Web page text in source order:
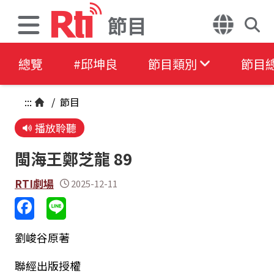
節目
總覽 #邱坤良 節目類別 節目
::: / 節目
播放聆聽
閩海王鄭芝龍 89
RTI劇場 2025-12-11
劉峻谷原著
聯經出版授權